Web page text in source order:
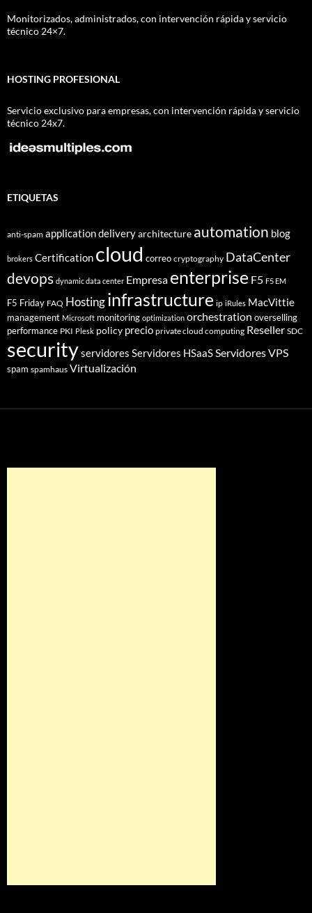
Monitorizados, administrados, con intervención rápida y servicio
técnico 24×7.
HOSTING PROFESIONAL
Servicio exclusivo para empresas, con intervención rápida y servicio
técnico 24x7.
ETIQUETAS
anti-spam application deliveryarchitecture automation blog
brokers Certification cloud correo cryptography DataCenter
devops dynamic data center Empresa enterprise F5 F5 EM
F5 Friday FAQ Hostinginfrastructure ip iRules MacVittie
management Microsoft monitoring optimization orchestration overselling
performance PKI Plesk policy precio private cloud computing Reseller SDC
securityservidores Servidores HSaaSServidores VPS
spam spamhaus Virtualización